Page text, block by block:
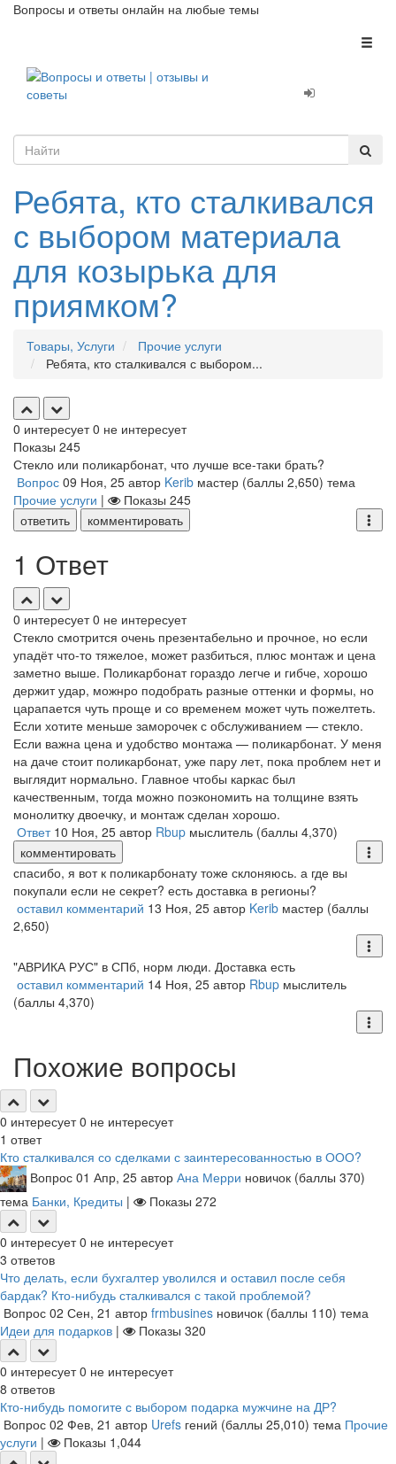
Вопросы и ответы онлайн на любые темы
Ребята, кто сталкивался
с выбором материала
для козырька для
приямком?
Товары, Услуги
Прочие услуги
Ребята, кто сталкивался с выбором...
0 интересует 0 не интересует
Показы 245
Стекло или поликарбонат, что лучше все-таки брать?
Вопрос 09 Ноя, 25 автор Kerib мастер (баллы 2,650) тема
Прочие услуги | Показы 245
ответить
комментировать
1 Ответ
0 интересует 0 не интересует
Стекло смотрится очень презентабельно и прочное, но если
упадёт что-то тяжелое, может разбиться, плюс монтаж и цена
заметно выше. Поликарбонат гораздо легче и гибче, хорошо
держит удар, можнро подобрать разные оттенки и формы, но
царапается чуть проще и со временем может чуть пожелтеть.
Если хотите меньше заморочек с обслуживанием — стекло.
Если важна цена и удобство монтажа — поликарбонат. У меня
на даче стоит поликарбонат, уже пару лет, пока проблем нет и
выглядит нормально. Главное чтобы каркас был
качественным, тогда можно поэкономить на толщине взять
монолитку двоечку, и монтаж сделан хорошо.
Ответ 10 Ноя, 25 автор Rbup мыслитель (баллы 4,370)
комментировать
спасибо, я вот к поликарбонату тоже склоняюсь. а где вы
покупали если не секрет? есть доставка в регионы?
оставил комментарий 13 Ноя, 25 автор Kerib мастер (баллы
2,650)
"АВРИКА РУС" в СПб, норм люди. Доставка есть
оставил комментарий 14 Ноя, 25 автор Rbup мыслитель
(баллы 4,370)
Похожие вопросы
0 интересует 0 не интересует
1 ответ
Кто сталкивался со сделками с заинтересованностью в ООО?
Вопрос 01 Апр, 25 автор Ана Мерри новичок (баллы 370)
тема Банки, Кредиты | Показы 272
0 интересует 0 не интересует
3 ответов
Что делать, если бухгалтер уволился и оставил после себя
бардак? Кто-нибудь сталкивался с такой проблемой?
Вопрос 02 Сен, 21 автор frmbusines новичок (баллы 110) тема
Идеи для подарков | Показы 320
0 интересует 0 не интересует
8 ответов
Кто-нибудь помогите с выбором подарка мужчине на ДР?
Вопрос 02 Фев, 21 автор Urefs гений (баллы 25,010) тема Прочие
услуги | Показы 1,044